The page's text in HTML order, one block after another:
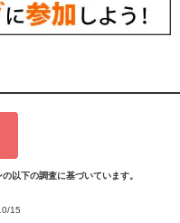
以下の調査に基づいています。
15